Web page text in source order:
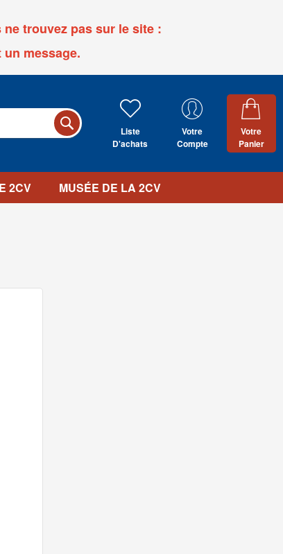
trouvez pas sur le site :
message.
Liste
D'achats
Votre
Compte
Votre
Panier
2CV MUSÉE DE LA 2CV